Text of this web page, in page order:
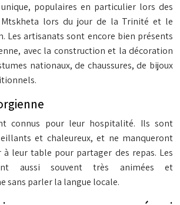
populaires en particulier lors des
lors du jour de la Trinité et le
Les artisanats sont encore bien présents
avec la construction et la décoration
nationaux, de chaussures, de bijoux
connus pour leur hospitalité. Ils sont
et chaleureux, et ne manqueront
à leur table pour partager des repas. Les
aussi souvent très animées et
sans parler la langue locale.